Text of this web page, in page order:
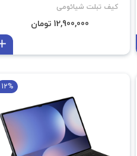
کیف تبلت شیائومی
12,900,000 تومان
12%